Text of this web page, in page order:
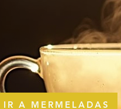
IR A MERMELADAS